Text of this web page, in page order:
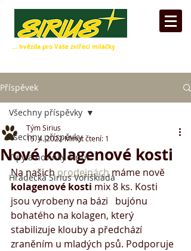
... hvězda pro Vaše zvířecí miláčky
Příspěvek
Všechny příspěvky
Tipy a novinky Sirius
Hradecká Sirius Voříškiáda
Všechny příspěvky
Nové kolagenové kosti
Tým Sirius
15. 4. 2022 Minut čtení: 1
Na našich prodejnách máme nově
kolagenové kosti mix 8 ks. Kosti
jsou vyrobeny na bázi   bujónu
bohatého na kolagen, který
stabilizuje klouby a předchází
zraněním u mladých psů. Podporuje